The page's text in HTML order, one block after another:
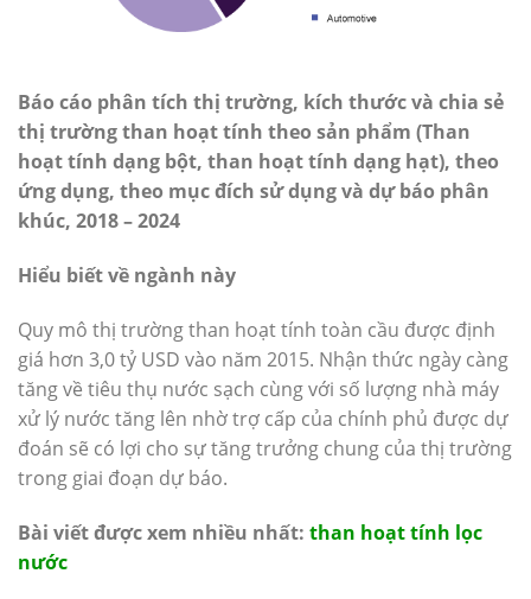
Báo cáo phân tích thị trường, kích thước và chia sẻ
thị trường than hoạt tính theo sản phẩm (Than
hoạt tính dạng bột, than hoạt tính dạng hạt), theo
ứng dụng, theo mục đích sử dụng và dự báo phân
khúc, 2018 – 2024
Hiểu biết về ngành này
Quy mô thị trường than hoạt tính toàn cầu được định
giá hơn 3,0 tỷ USD vào năm 2015. Nhận thức ngày càng
tăng về tiêu thụ nước sạch cùng với số lượng nhà máy
xử lý nước tăng lên nhờ trợ cấp của chính phủ được dự
đoán sẽ có lợi cho sự tăng trưởng chung của thị trường
trong giai đoạn dự báo.
Bài viết được xem nhiều nhất: than hoạt tính lọc
nước